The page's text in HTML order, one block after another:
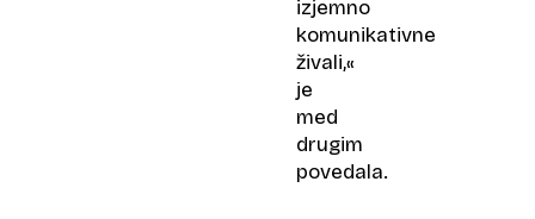
izjemno
komunikativne
živali,«
je
med
drugim
povedala.